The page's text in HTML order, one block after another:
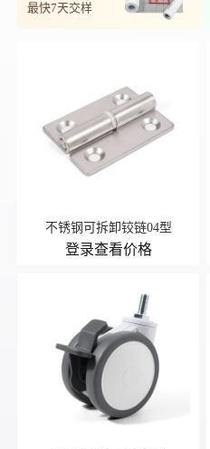
最快7天交样
不锈钢可拆卸铰链04型
登录查看价格